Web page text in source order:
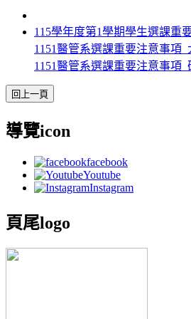
115學年度第1學期學生選課重
1151醫管系選課重要注意事項_
1151醫管系選課重要注意事項_
導覽icon
facebook
Youtube
Instagram
頁尾logo